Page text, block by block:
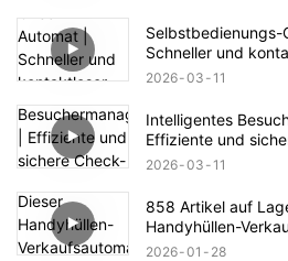
Selbstbedienungs-
Schneller und
out
2026 03 11
Intelligentes
Effiziente und
2026 03 11
858 Artikel auf
Handyhüllen-
riesiges
2026 01 28